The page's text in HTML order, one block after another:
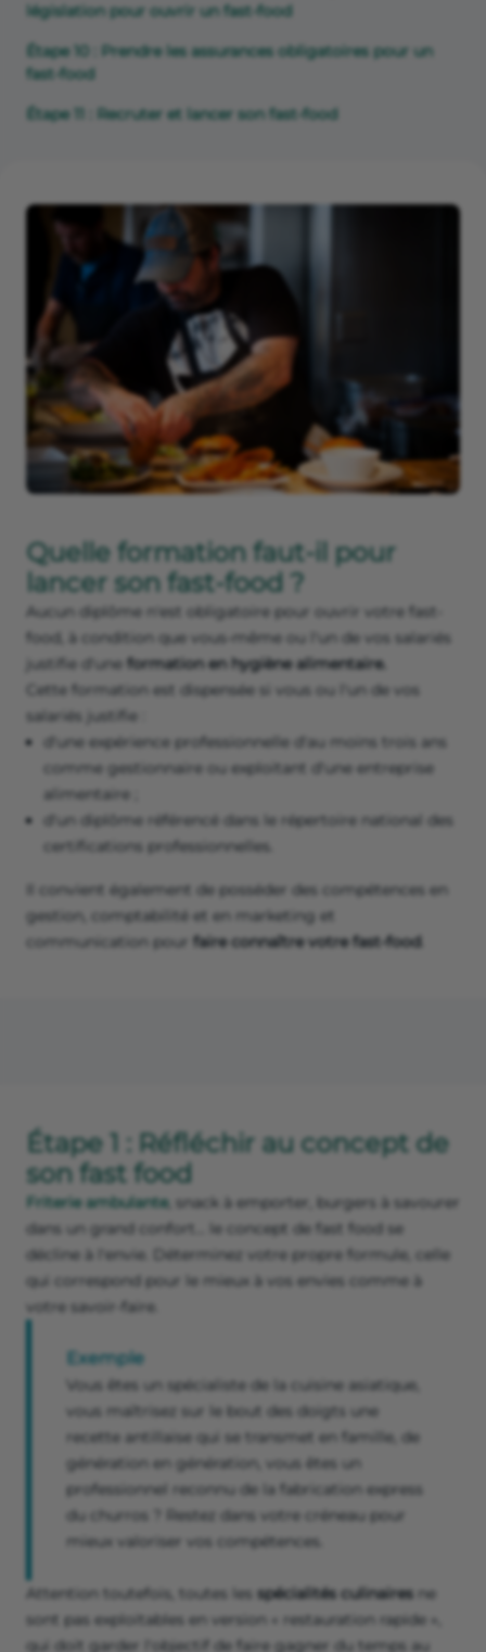
législation pour ouvrir un fast-food
Étape 10 : Prendre les assurances obligatoires pour un
fast-food
Étape 11 : Recruter et lancer son fast-food
Quelle formation faut-il pour
lancer son fast-food ?
Aucun diplôme n'est obligatoire pour ouvrir votre fast-
food, à condition que vous-même ou l'un de vos salariés
justifie d'une formation en hygiène alimentaire.
Cette formation est dispensée si vous ou l'un de vos
salariés justifie :
d'une expérience professionnelle d'au moins trois ans
comme gestionnaire ou exploitant d'une entreprise
alimentaire ;
d'un diplôme référencé dans le répertoire national des
certifications professionnelles.
Il convient également de posséder des compétences en
gestion, comptabilité et en marketing et
communication pour faire connaître votre fast-food
Étape 1 : Réfléchir au concept de
son fast food
Friterie ambulante, snack à emporter, burgers à savourer
dans un grand confort… le concept de fast food se
décline à l'envie. Déterminez votre propre formule, celle
qui correspond pour le mieux à vos envies comme à
votre savoir-faire.
Exemple
Vous êtes un spécialiste de la cuisine asiatique,
vous maîtrisez sur le bout des doigts une
recette antillaise qui se transmet en famille, de
génération en génération, vous êtes un
professionnel reconnu de la fabrication express
du churros ? Restez dans votre créneau pour
mieux valoriser vos compétences.
Attention toutefois, toutes les spécialités culinaires ne
sont pas exploitables en version « restauration rapide »,
qui doit garder l'objectif de faire gagner du temps au